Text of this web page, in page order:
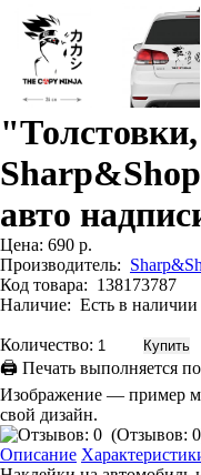
авто
Цена: 690 р.
Производитель:
Код товара: 138173787
Наличие: Есть в наличии
Количество:
🖨 Печать выполняется
Изображение — пример
свой дизайн.
(Отзывов: 0
Описание